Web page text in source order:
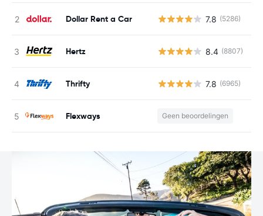
Dollar Rent a Car 7.8 (5286)
Hertz 8.4 (8807)
Thrifty 7.8 (6965)
Flexways Geen beoordelingen